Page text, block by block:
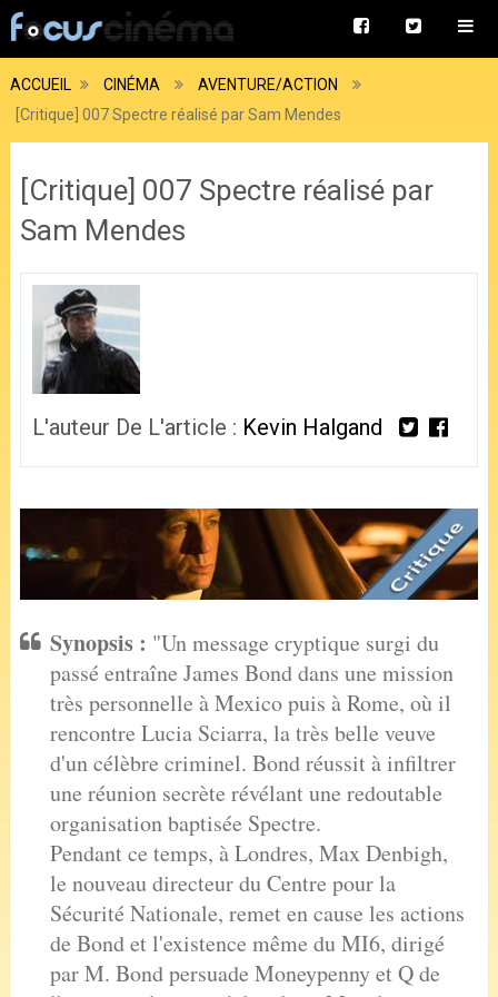
ACCUEIL CINÉMA
AVENTURE/ACTION
[Critique] 007 Spectre réalisé par Sam Mendes
[Critique] 007 Spectre réalisé par
Sam Mendes
L'auteur De L'article : Kevin Halgand
Synopsis : "Un message cryptique surgi du
passé entraîne James Bond dans une mission
très personnelle à Mexico puis à Rome, où il
rencontre Lucia Sciarra, la très belle veuve
d'un célèbre criminel. Bond réussit à infiltrer
une réunion secrète révélant une redoutable
organisation baptisée Spectre.
Pendant ce temps, à Londres, Max Denbigh,
le nouveau directeur du Centre pour la
Sécurité Nationale, remet en cause les actions
de Bond et l'existence même du MI6, dirigé
par M. Bond persuade Moneypenny et Q de